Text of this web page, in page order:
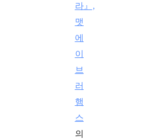
라』,
맷
에
이
브
러
햄
스
의